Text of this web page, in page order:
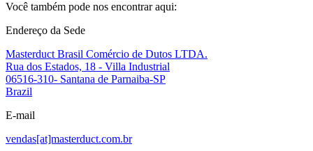
Você também pode nos encontrar aqui:
Endereço da Sede
Masterduct Brasil Comércio de Dutos LTDA.
Rua dos Estados, 18 - Villa Industrial
06516-310- Santana de Parnaiba-SP
Brazil
E-mail
vendas[at]masterduct.com.br